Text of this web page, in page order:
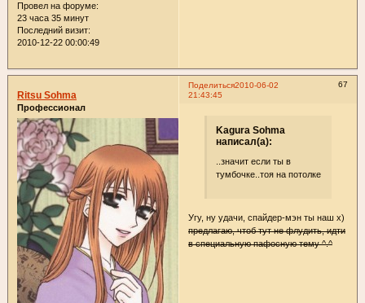
Провел на форуме:
23 часа 35 минут
Последний визит:
2010-12-22 00:00:49
Поделиться 67
2010-06-02
21:43:45
Ritsu Sohma
Профессионал
Kagura Sohma
написал(а):
..значит если ты в
тумбочке..тоя на потолке
Угу, ну удачи, спайдер-мэн ты наш х)
предлагаю, чтоб тут не флудить, идти
в специальную пафосную тему ^.^